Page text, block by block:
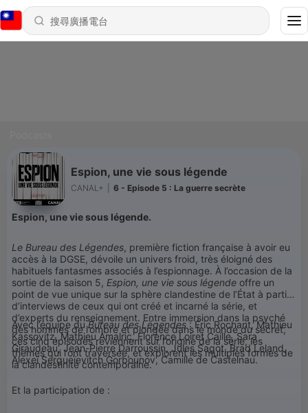
Espion, une vie sous légende
CANAL+ 6 - Episode 5 : La guerre secrète
Espion, une vie sous légende.
Le Bureau des Légendes, première fiction française à avoir eu
accès à la DGSE, dévoile un univers froid, très éloigné des
habituels fantasmes associés à l’espionnage. À l’occasion de la
sortie de la saison 5, Espion, une vie sous légende offre un
point de vue unique sur la sphère clandestine de l’État à partir
d’interviews de ceux qui ont créé et incarné la série, et
d’experts du renseignement. Entre immersion dans la psyché
des hommes de l’ombre et plongée dans le monde du secret,
ces cinq épisodes reviennent sur l’origine de la série, les
thèmes qui l’ont traversée, et explorent les multiples formes de
la clandestinité contemporaine.
Avec l’équipe duBureau des Légendes: Éric Rochant, Mathieu
Kassovitz, Mathieu Amalric, Florence Loiret Caille, Sara
Giraudeau, Jean-Pierre Darroussin, Jules Sagot, Brad Leland,
Alexeï Sergueïevitch Gorbounov, Camille de Castelnau.
Et la participation de :